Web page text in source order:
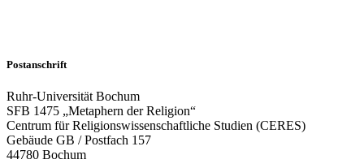
Postanschrift
Ruhr-Universität Bochum
SFB 1475 „Metaphern der Religion“
Centrum für Religionswissenschaftliche Studien (CERES)
Gebäude GB / Postfach 157
44780 Bochum